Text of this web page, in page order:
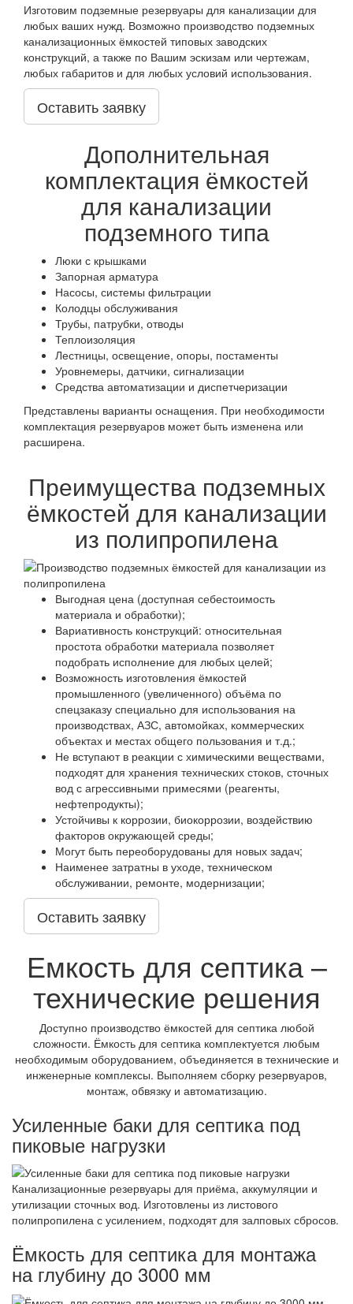
Изготовим подземные резервуары для канализации для
любых ваших нужд. Возможно производство подземных
канализационных ёмкостей типовых заводских
конструкций, а также по Вашим эскизам или чертежам,
любых габаритов и для любых условий использования.
Оставить заявку
Дополнительная
комплектация ёмкостей
для канализации
подземного типа
Люки с крышками
Запорная арматура
Насосы, системы фильтрации
Колодцы обслуживания
Трубы, патрубки, отводы
Теплоизоляция
Лестницы, освещение, опоры, постаменты
Уровнемеры, датчики, сигнализации
Средства автоматизации и диспетчеризации
Представлены варианты оснащения. При необходимости
комплектация резервуаров может быть изменена или
расширена.
Преимущества подземных
ёмкостей для канализации
из полипропилена
Выгодная цена (доступная себестоимость
материала и обработки);
Вариативность конструкций: относительная
простота обработки материала позволяет
подобрать исполнение для любых целей;
Возможность изготовления ёмкостей
промышленного (увеличенного) объёма по
спецзаказу специально для использования на
производствах, АЗС, автомойках, коммерческих
объектах и местах общего пользования и т.д.;
Не вступают в реакции с химическими веществами,
подходят для хранения технических стоков, сточных
вод с агрессивными примесями (реагенты,
нефтепродукты);
Устойчивы к коррозии, биокоррозии, воздействию
факторов окружающей среды;
Могут быть переоборудованы для новых задач;
Наименее затратны в уходе, техническом
обслуживании, ремонте, модернизации;
Оставить заявку
Емкость для септика –
технические решения
Доступно производство ёмкостей для септика любой
сложности. Ёмкость для септика комплектуется любым
необходимым оборудованием, объединяется в технические и
инженерные комплексы. Выполняем сборку резервуаров,
монтаж, обвязку и автоматизацию.
Усиленные баки для септика под
пиковые нагрузки
Канализационные резервуары для приёма, аккумуляции и
утилизации сточных вод. Изготовлены из листового
полипропилена с усилением, подходят для залповых сбросов.
Ёмкость для септика для монтажа
на глубину до 3000 мм